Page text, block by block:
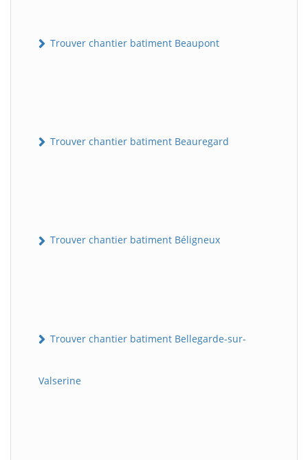
Trouver chantier batiment Beaupont
Trouver chantier batiment Beauregard
Trouver chantier batiment Béligneux
Trouver chantier batiment Bellegarde-sur-
Valserine